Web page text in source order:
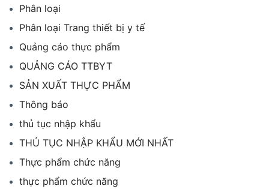
Phân loại
Phân loại Trang thiết bị y tế
Quảng cáo thực phẩm
QUẢNG CÁO TTBYT
SẢN XUẤT THỰC PHẨM
Thông báo
thủ tục nhập khẩu
THỦ TỤC NHẬP KHẨU MỚI NHẤT
Thực phẩm chức năng
thực phẩm chức năng